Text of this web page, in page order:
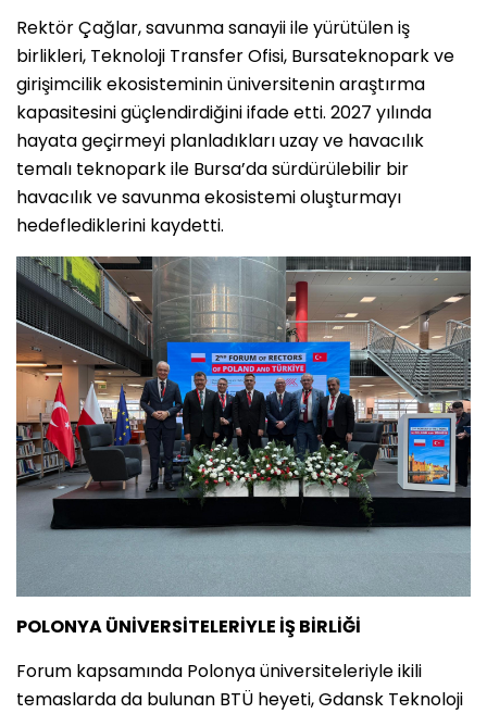
Rektör Çağlar, savunma sanayii ile yürütülen iş
birlikleri, Teknoloji Transfer Ofisi, Bursateknopark ve
girişimcilik ekosisteminin üniversitenin araştırma
kapasitesini güçlendirdiğini ifade etti. 2027 yılında
hayata geçirmeyi planladıkları uzay ve havacılık
temalı teknopark ile Bursa’da sürdürülebilir bir
havacılık ve savunma ekosistemi oluşturmayı
hedeflediklerini kaydetti.
POLONYA ÜNİVERSİTELERİYLE İŞ BİRLİĞİ
Forum kapsamında Polonya üniversiteleriyle ikili
temaslarda da bulunan BTÜ heyeti, Gdansk Teknoloji